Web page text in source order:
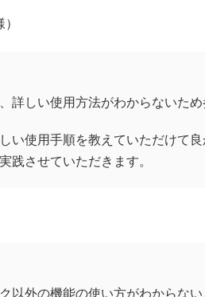
詳しい使用方法がわからないため
い使用手順を教えていただけて
践させていただきます。
以外の機能の使い方がわからな